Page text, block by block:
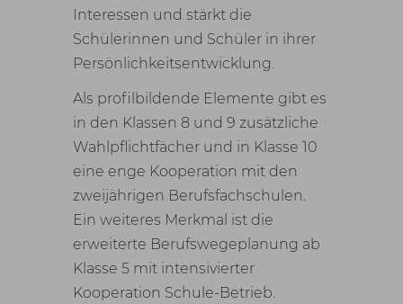
Interessen und stärkt die
Schülerinnen und Schüler in ihrer
Persönlichkeitsentwicklung.
Als profilbildende Elemente gibt es
in den Klassen 8 und 9 zusätzliche
Wahlpflichtfächer und in Klasse 10
eine enge Kooperation mit den
zweijährigen Berufsfachschulen.
Ein weiteres Merkmal ist die
erweiterte Berufswegeplanung ab
Klasse 5 mit intensivierter
Kooperation Schule-Betrieb.